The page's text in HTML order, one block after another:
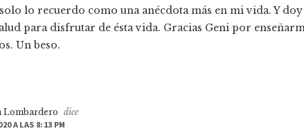
lo recuerdo como una anécdota más en mi vida. Y
para disfrutar de ésta vida. Gracias Geni por
Un beso.
Lombardero dice
A LAS 8:13 PM